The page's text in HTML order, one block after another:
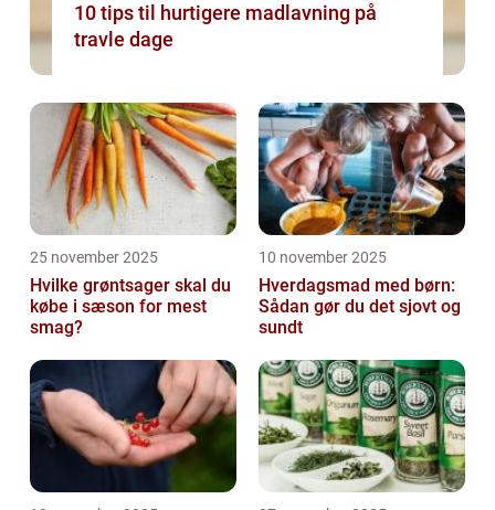
10 tips til hurtigere madlavning på
travle dage
25 november 2025
Hvilke grøntsager skal du
købe i sæson for mest
smag?
10 november 2025
Hverdagsmad med børn:
Sådan gør du det sjovt og
sundt